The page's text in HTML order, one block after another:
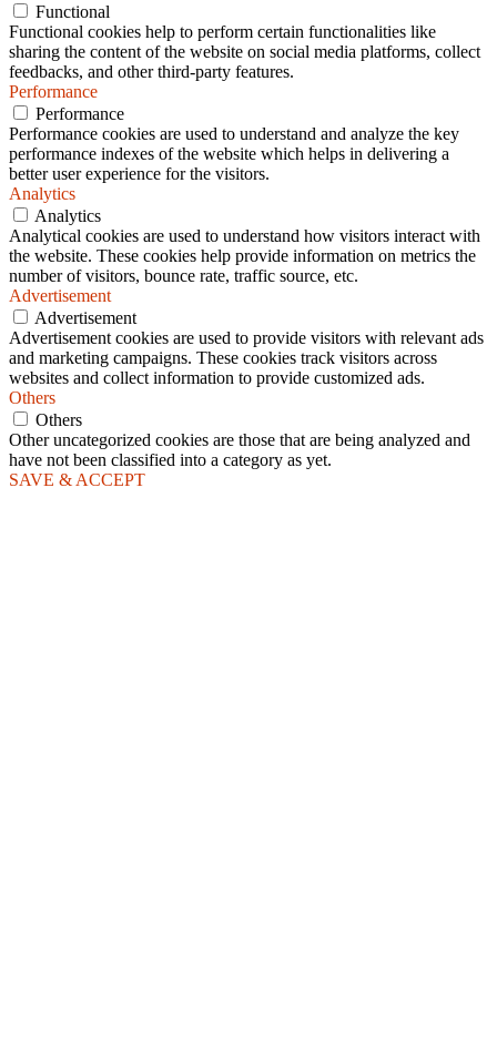
Functional
Functional cookies help to perform certain functionalities like
sharing the content of the website on social media platforms, collect
feedbacks, and other third-party features.
Performance
Performance
Performance cookies are used to understand and analyze the key
performance indexes of the website which helps in delivering a
better user experience for the visitors.
Analytics
Analytics
Analytical cookies are used to understand how visitors interact with
the website. These cookies help provide information on metrics the
number of visitors, bounce rate, traffic source, etc.
Advertisement
Advertisement
Advertisement cookies are used to provide visitors with relevant ads
and marketing campaigns. These cookies track visitors across
websites and collect information to provide customized ads.
Others
Others
Other uncategorized cookies are those that are being analyzed and
have not been classified into a category as yet.
SAVE & ACCEPT